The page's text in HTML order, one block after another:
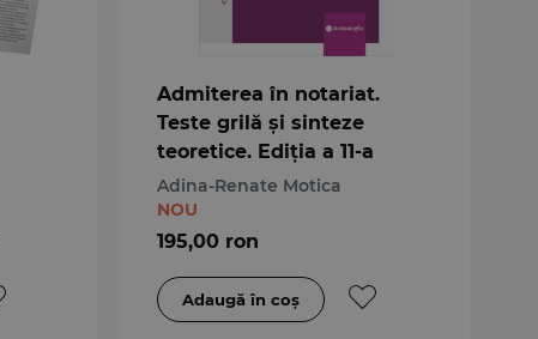
Admiterea în notariat.
Teste grilă și sinteze
teoretice. Ediția a 11-a
Adina-Renate Motica
NOU
195,00 ron